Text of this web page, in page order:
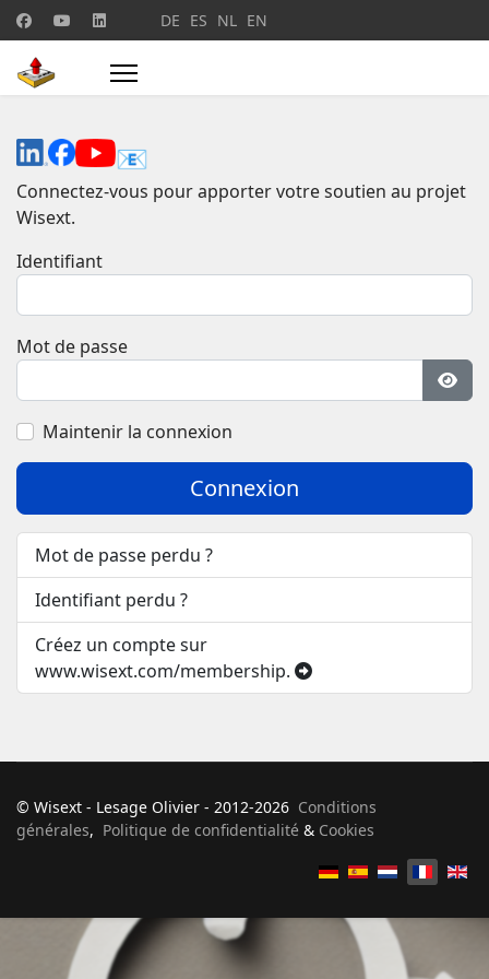
Sélectionnez votre langue
DE ES NL EN
📧
Connectez-vous pour apporter votre soutien au projet
Wisext.
Identifiant
Mot de passe
Maintenir la connexion
Connexion
Mot de passe perdu ?
Identifiant perdu ?
Créez un compte sur
www.wisext.com/membership.
© Wisext - Lesage Olivier - 2012-2026 Conditions
générales, Politique de confidentialité & Cookies